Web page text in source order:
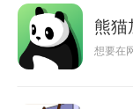
熊猫
想要在